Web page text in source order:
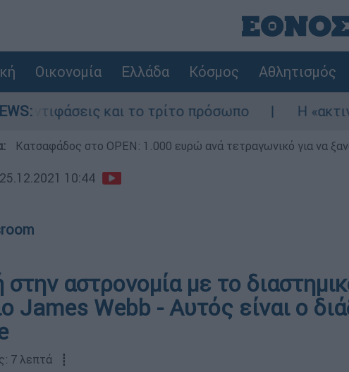
Οικονομία Ελλάδα Κόσμος Αθλητισμός
και το τρίτο πρόσωπο Η «ακτινογραφία»
Κατσαφάδος στο OPEN: 1.000 ευρώ ανά τετραγωνικό για να
25.12.2021 10:44
αστρονομία με το
James Webb - Αυτός είναι ο
7 λεπτά ┋